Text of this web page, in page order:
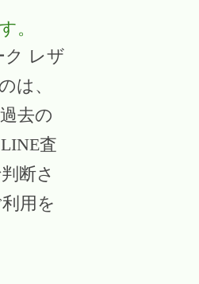
。
ク レザ
は、
去の
査
断さ
用を